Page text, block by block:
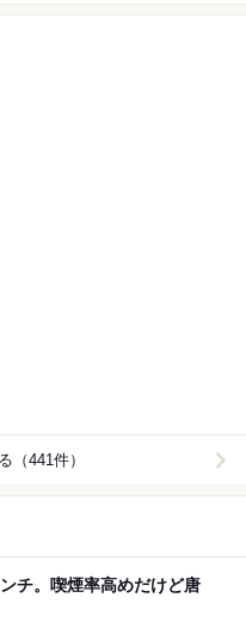
（441件）
チ。喫煙率高めだけど唐